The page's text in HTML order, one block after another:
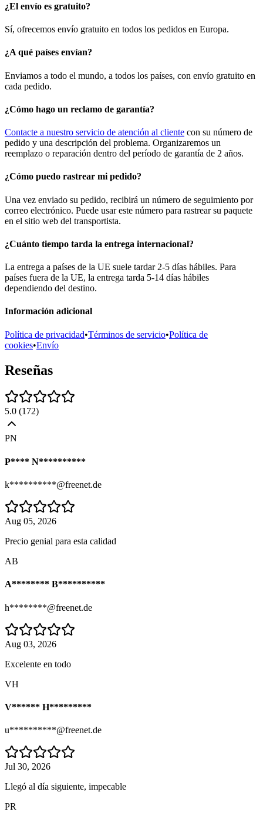
¿El envío es gratuito?
Sí, ofrecemos envío gratuito en todos los pedidos en Europa.
¿A qué países envían?
Enviamos a todo el mundo, a todos los países, con envío gratuito en
cada pedido.
¿Cómo hago un reclamo de garantía?
Contacte a nuestro servicio de atención al cliente con su número de
pedido y una descripción del problema. Organizaremos un
reemplazo o reparación dentro del período de garantía de 2 años.
¿Cómo puedo rastrear mi pedido?
Una vez enviado su pedido, recibirá un número de seguimiento por
correo electrónico. Puede usar este número para rastrear su paquete
en el sitio web del transportista.
¿Cuánto tiempo tarda la entrega internacional?
La entrega a países de la UE suele tardar 2-5 días hábiles. Para
países fuera de la UE, la entrega tarda 5-14 días hábiles
dependiendo del destino.
Información adicional
Política de privacidad•Términos de servicio•Política de
cookies•Envío
Reseñas
5.0 (172)
PN
P**** N**********
k**********@freenet.de
Aug 05, 2026
Precio genial para esta calidad
AB
A******** B**********
h********@freenet.de
Aug 03, 2026
Excelente en todo
VH
V****** H*********
u**********@freenet.de
Jul 30, 2026
Llegó al día siguiente, impecable
PR